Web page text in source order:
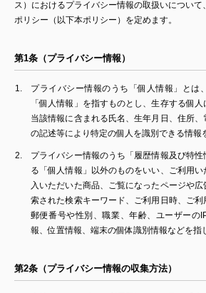
ス）におけるプライバシー情報の取扱いについ
ポリシー（以下本ポリシー）を定めます。
第1条（プライバシー情報）
プライバシー情報のうち「個人情報」とは
「個人情報」を指すものとし、生存する個人
当該情報に含まれる氏名、生年月日、住所
の記述等により特定の個人を識別できる情報
プライバシー情報のうち「履歴情報及び特
る「個人情報」以外のものをいい、ご利用
入いただいた商品、ご覧になったページや
索された検索キーワード、ご利用日時、ご利
郵便番号や性別、職業、年齢、ユーザーの
報、位置情報、端末の個体識別情報などを指
第2条（プライバシー情報の収集方法）